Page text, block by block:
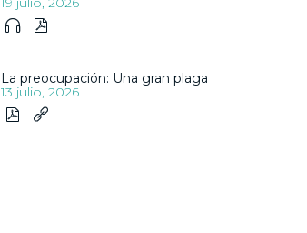
 
La preocupación: Una gran plaga
13 julio, 2026
 